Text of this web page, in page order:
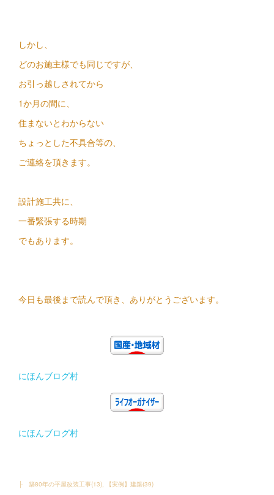
しかし、
どのお施主様でも同じですが、
お引っ越しされてから
1か月の間に、
住まないとわからない
ちょっとした不具合等の、
ご連絡を頂きます。
設計施工共に、
一番緊張する時期
でもあります。
今日も最後まで読んで頂き、ありがとうございます。
にほんブログ村
にほんブログ村
├ 築80年の平屋改装工事(13) 【実例】建築(39)